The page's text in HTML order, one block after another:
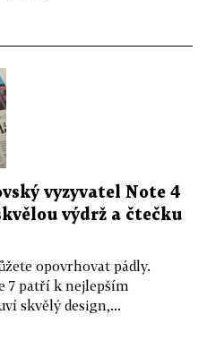
vyzyvatel Note 4
výdrž a čtečku
opovrhovat pádly.
7 patří k nejlepším
skvělý design,...